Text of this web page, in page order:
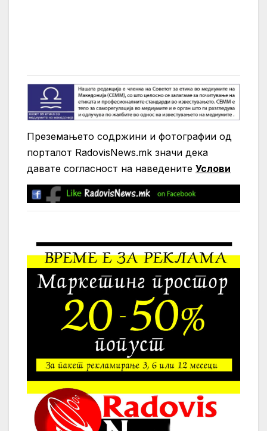
Преземањето содржини и фотографии од
порталот RadovisNews.mk значи дека
давате согласност на нaведените Услови